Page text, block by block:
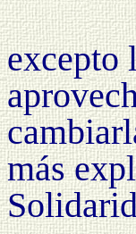
excepto
más